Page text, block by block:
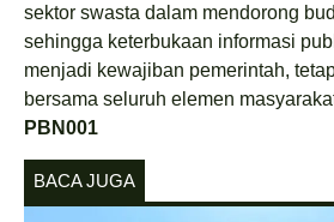
sektor swasta dalam mendorong
sehingga keterbukaan informasi
menjadi kewajiban pemerintah,
bersama seluruh elemen
PBN001
BACA JUGA